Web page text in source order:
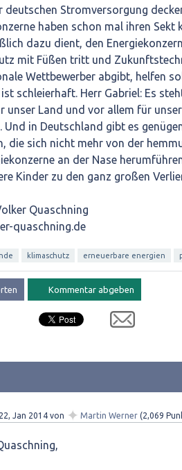
deutschen Stromversorgung
haben schon mal ihren
dazu dient, den
mit Füßen tritt und
Wettbewerber abgibt, helfen
schleierhaft. Herr Gabriel: Es
unser Land und vor allem für
Und in Deutschland gibt es
die sich nicht mehr von der
an der Nase
Kinder zu den ganz großen
Quaschning
quaschning.de
klimaschutz erneuerbare energien
22, Jan 2014 von ✦ Martin Werner (2,069